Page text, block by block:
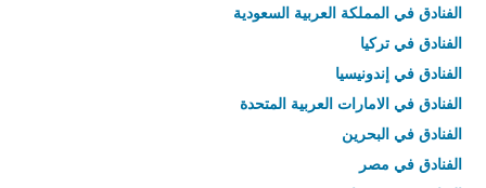
الفنادق في المملكة العربية السعودية
الفنادق في تركيا
الفنادق في إندونيسيا
الفنادق في الامارات العربية المتحدة
الفنادق في البحرين
الفنادق في مصر